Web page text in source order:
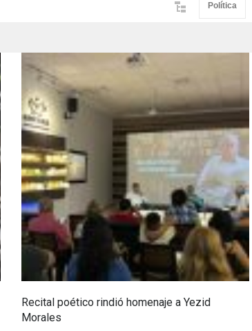
Política
Recital poético rindió homenaje a Yezid
Morales